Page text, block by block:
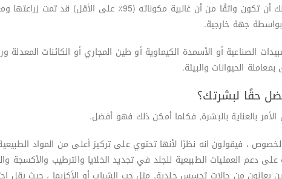
إذا كان المنتج يحمل ترخيصا “رسميًا مصدقًا”، فيمكنك أن تكون واثقًا من
جهة خارجية.
الحيوانات والبيئة.
حقًا لبشرتك؟
بالعناية بالبشرة, فكلما أمكن ذلك فهو أفضل.
، فيقولون انه نظرًا لأنها تحتوي على تركيز أعلى من المواد
على دعم العمليات الطبيعية للجلد في تجديد الخلايا والترطيب والأكسجة
يعانون من حالات تحسس جلدية, مثل حب الشباب أو الأكزيما ، حيث يقل